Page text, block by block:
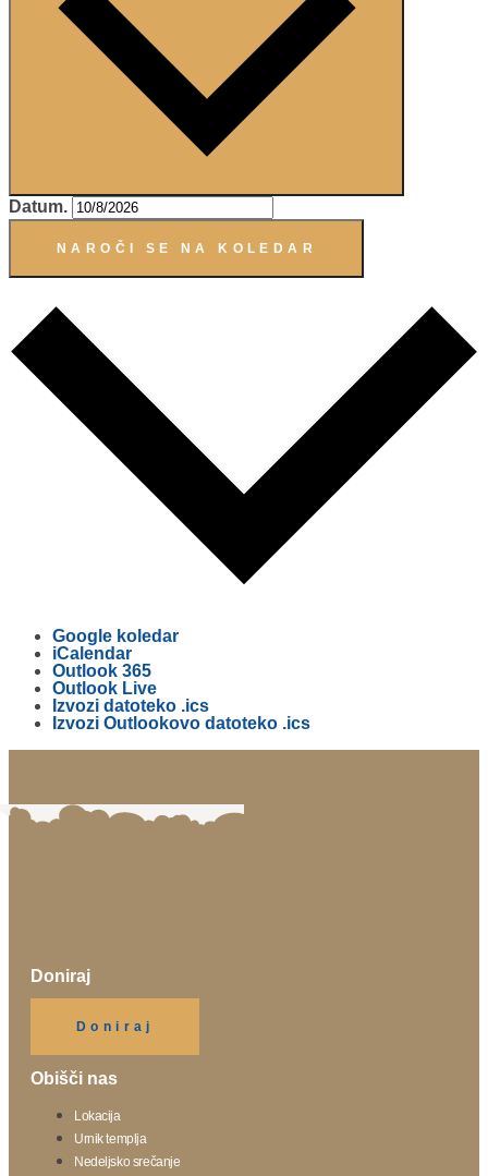
Datum.
NAROČI SE NA KOLEDAR
Google koledar
iCalendar
Outlook 365
Outlook Live
Izvozi datoteko .ics
Izvozi Outlookovo datoteko .ics
Doniraj
Doniraj
Obišči nas
Lokacija
Urnik templja
Nedeljsko srečanje